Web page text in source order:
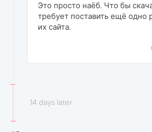
Это просто наёб. Что бы
требует поставить ещё одно
их сайта.
14 days later